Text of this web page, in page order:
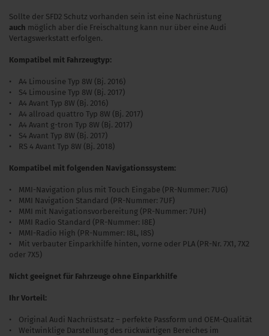
Sollte der SFD2 Schutz vorhanden sein ist eine Nachrüstung
auch möglich aber die Freischaltung kann nur über eine Audi
Vertagswerkstatt erfolgen.
Kompatibel mit Fahrzeugtyp:
• A4 Limousine Typ 8W (Bj. 2016)
• S4 Limousine Typ 8W (Bj. 2017)
• A4 Avant Typ 8W (Bj. 2016)
• A4 allroad quattro Typ 8W (Bj. 2017)
• A4 Avant g-tron Typ 8W (Bj. 2017)
• S4 Avant Typ 8W (Bj. 2017)
• RS 4 Avant Typ 8W (Bj. 2018)
Kompatibel mit folgenden Navigationssystem:
• MMI-Navigation plus mit Touch Eingabe (PR-Nummer: 7UG)
• MMI Navigation Standard (PR-Nummer: 7UF)
• MMI mit Navigationsvorbereitung (PR-Nummer: 7UH)
• MMI Radio Standard (PR-Nummer: I8E)
• MMI-Radio High (PR-Nummer: I8L, I8S)
• Mit verbauter Einparkhilfe hinten, vorne oder PLA (PR-Nr. 7X1, 7X2
oder 7X5)
Nicht geeignet für Fahrzeuge ohne Einparkhilfe
Ihr Vorteil:
• Original Audi Nachrüstsatz – perfekte Passform und OEM-Qualität
• Weitwinklige Darstellung des rückwärtigen Bereiches im